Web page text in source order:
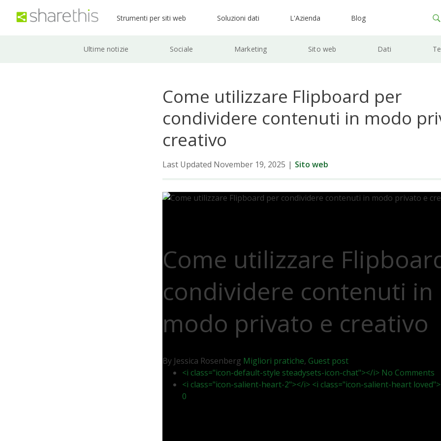
Strumenti per siti web Soluzioni dati L'Azienda Blog
Ultime notizie Sociale Marketing Sito web Dati
Come utilizzare Flipboard per
condividere contenuti in modo
creativo
Last Updated November 19, 2025 | Sito web
Come utilizzare
condividere contenuti in
modo privato e creativo
By Jessica Rosenberg Migliori pratiche, Guest post
<i class="icon-default-style steadysets-icon-chat"></i> No Comments
<i class="icon-salient-heart-2"></i> <i class="icon-salient-heart
0